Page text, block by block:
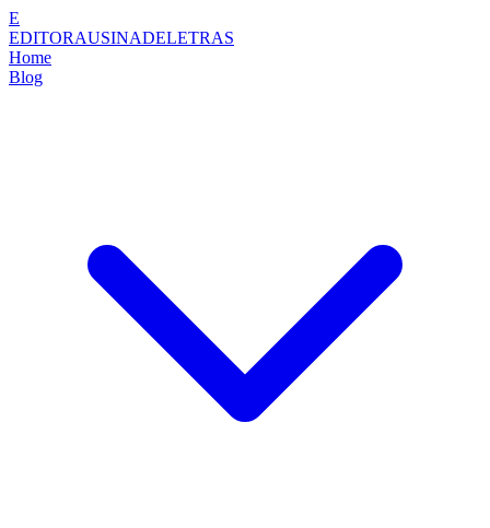
E
EDITORAUSINADELETRAS
Home
Blog